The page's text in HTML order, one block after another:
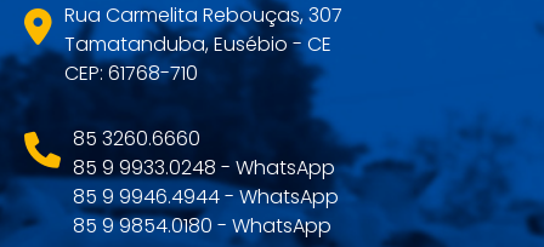
Rua Carmelita Rebouças, 307
Tamatanduba, Eusébio - CE
CEP: 61768-710
85 3260.6660
85 9 9933.0248 - WhatsApp
85 9 9946.4944 - WhatsApp
85 9 9854.0180 - WhatsApp